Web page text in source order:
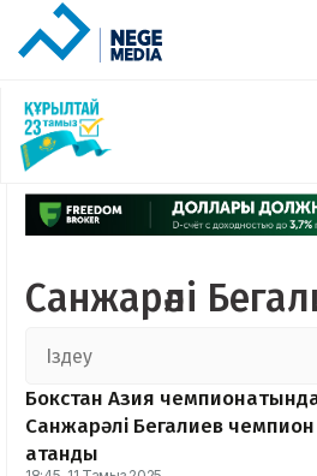
Санжарәлі
Бокстан Азия
Санжарәлі Бегалиев чемпион
атанды